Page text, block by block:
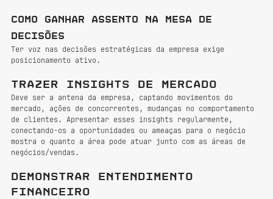
Como ganhar assento na mesa de
decisões
Ter voz nas decisões estratégicas da empresa exige
posicionamento ativo.
Trazer insights de mercado
Deve ser a antena da empresa, captando movimentos do
mercado, ações de concorrentes, mudanças no comportamento
de clientes. Apresentar esses insights regularmente,
conectando-os a oportunidades ou ameaças para o negócio
mostra o quanto a área pode atuar junto com as áreas de
negócios/vendas.
Demonstrar entendimento
financeiro